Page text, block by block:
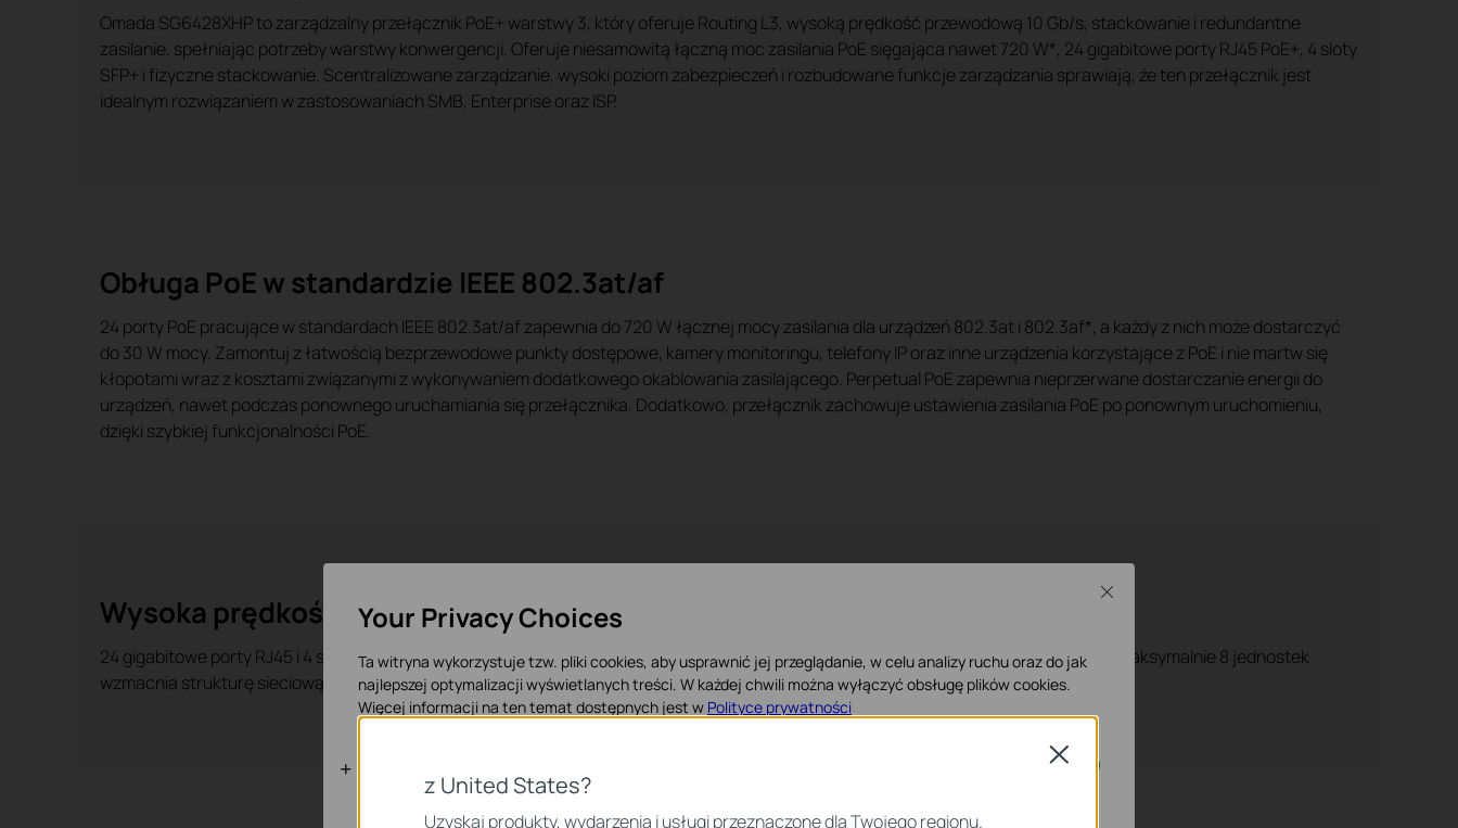
Omada SG6428XHP to zarządzalny przełącznik PoE+ warstwy 3, który oferuje Routing L3, wysoką prędkość przewodową 10 Gb/s, stackowanie i redundantne
zasilanie, spełniając potrzeby warstwy konwergencji. Oferuje niesamowitą łączną moc zasilania PoE sięgająca nawet 720 W*, 24 gigabitowe porty RJ45 PoE+, 4 sloty
SFP+ i fizyczne stackowanie. Scentralizowane zarządzanie, wysoki poziom zabezpieczeń i rozbudowane funkcje zarządzania sprawiają, że ten przełącznik jest
idealnym rozwiązaniem w zastosowaniach SMB, Enterprise oraz ISP.
Obługa PoE w standardzie IEEE 802.3at/af
24 porty PoE pracujące w standardach IEEE 802.3at/af zapewnia do 720 W łącznej mocy zasilania dla urządzeń 802.3at i 802.3af*, a każdy z nich może dostarczyć
do 30 W mocy. Zamontuj z łatwością bezprzewodowe punkty dostępowe, kamery monitoringu, telefony IP oraz inne urządzenia korzystające z PoE i nie martw się
kłopotami wraz z kosztami związanymi z wykonywaniem dodatkowego okablowania zasilającego. Perpetual PoE zapewnia nieprzerwane dostarczanie energii do
urządzeń, nawet podczas ponownego uruchamiania się przełącznika. Dodatkowo, przełącznik zachowuje ustawienia zasilania PoE po ponownym uruchomieniu,
dzięki szybkiej funkcjonalności PoE.
Wysoka prędkość połączeń i wydajne stackowanie
24 gigabitowe porty RJ45 i 4 sloty SFP+ 10 Gb/s zapewniają do 128 Gb/s wydajności przełączania na jednostkę. Fizyczne stackowanie maksymalnie 8 jednostek
wzmacnia strukturę sieciową dzięki swojej wydajności i wbudowanej redundancji.
z United States?
Uzyskaj produkty, wydarzenia i usługi przeznaczone dla Twojego regionu.
Close
Your Privacy Choices
Ta witryna wykorzystuje tzw. pliki cookies, aby usprawnić jej przeglądanie, w celu analizy ruchu oraz do jak
najlepszej optymalizacji wyświetlanych treści. W każdej chwili można wyłączyć obsługę plików cookies.
Więcej informacji na ten temat dostępnych jest w Polityce prywatności
Close